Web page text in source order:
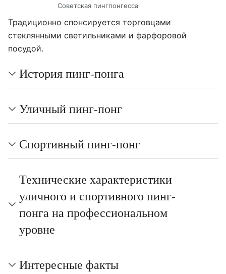
Советская пингпонгесса
Традиционно спонсируется торговцами
стеклянными светильниками и фарфоровой
посудой.
История пинг-понга
Уличный пинг-понг
Спортивный пинг-понг
Технические характеристики
уличного и спортивного пинг-
понга на профессиональном
уровне
Интересные факты